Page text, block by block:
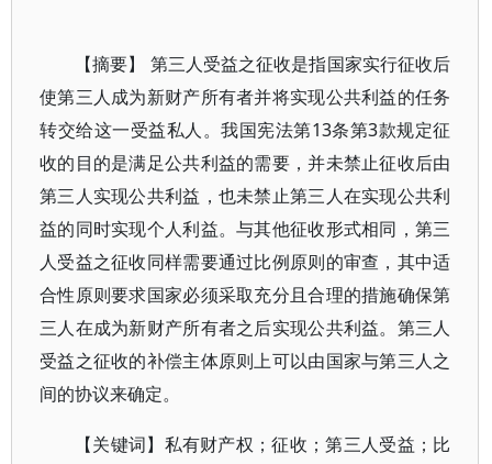
【摘要】 第三人受益之征收是指国家实行征收后
使第三人成为新财产所有者并将实现公共利益的任务
转交给这一受益私人。我国宪法第13条第3款规定征
收的目的是满足公共利益的需要，并未禁止征收后由
第三人实现公共利益，也未禁止第三人在实现公共利
益的同时实现个人利益。与其他征收形式相同，第三
人受益之征收同样需要通过比例原则的审查，其中适
合性原则要求国家必须采取充分且合理的措施确保第
三人在成为新财产所有者之后实现公共利益。第三人
受益之征收的补偿主体原则上可以由国家与第三人之
间的协议来确定。
【关键词】私有财产权；征收；第三人受益；比